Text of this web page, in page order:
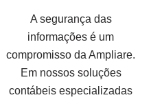
A segurança das
informações é um
compromisso da Ampliare.
Em nossos soluções
contábeis especializadas